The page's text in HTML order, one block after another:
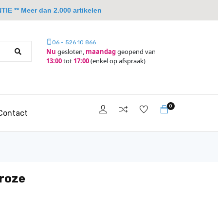
06 - 526 10 866
Nu gesloten, maandaggeopend van
13:00tot 17:00(enkel op afspraak)
0
** Meer dan 2.000 artikelen